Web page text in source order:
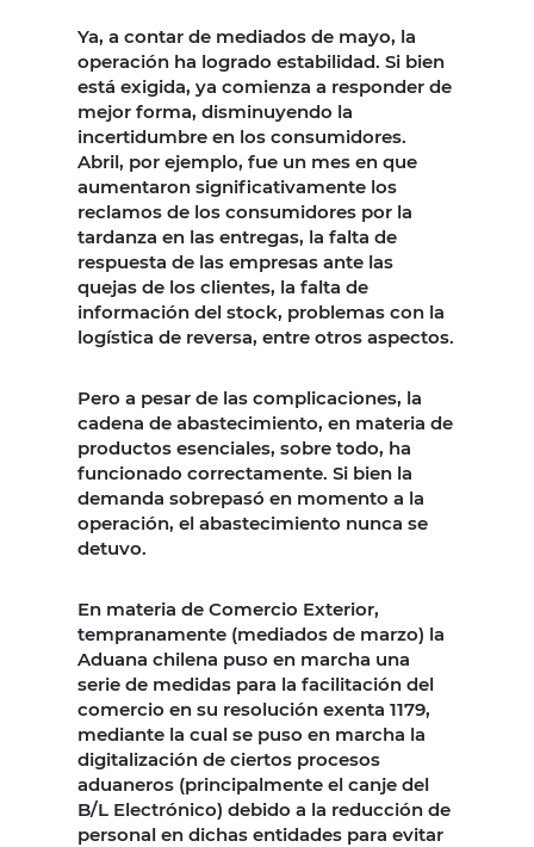
Ya, a contar de mediados de mayo, la
operación ha logrado estabilidad. Si bien
está exigida, ya comienza a responder de
mejor forma, disminuyendo la
incertidumbre en los consumidores.
Abril, por ejemplo, fue un mes en que
aumentaron significativamente los
reclamos de los consumidores por la
tardanza en las entregas, la falta de
respuesta de las empresas ante las
quejas de los clientes, la falta de
información del stock, problemas con la
logística de reversa, entre otros aspectos.
Pero a pesar de las complicaciones, la
cadena de abastecimiento, en materia de
productos esenciales, sobre todo, ha
funcionado correctamente. Si bien la
demanda sobrepasó en momento a la
operación, el abastecimiento nunca se
detuvo.
En materia de Comercio Exterior,
tempranamente (mediados de marzo) la
Aduana chilena puso en marcha una
serie de medidas para la facilitación del
comercio en su resolución exenta 1179,
mediante la cual se puso en marcha la
digitalización de ciertos procesos
aduaneros (principalmente el canje del
B/L Electrónico) debido a la reducción de
personal en dichas entidades para evitar